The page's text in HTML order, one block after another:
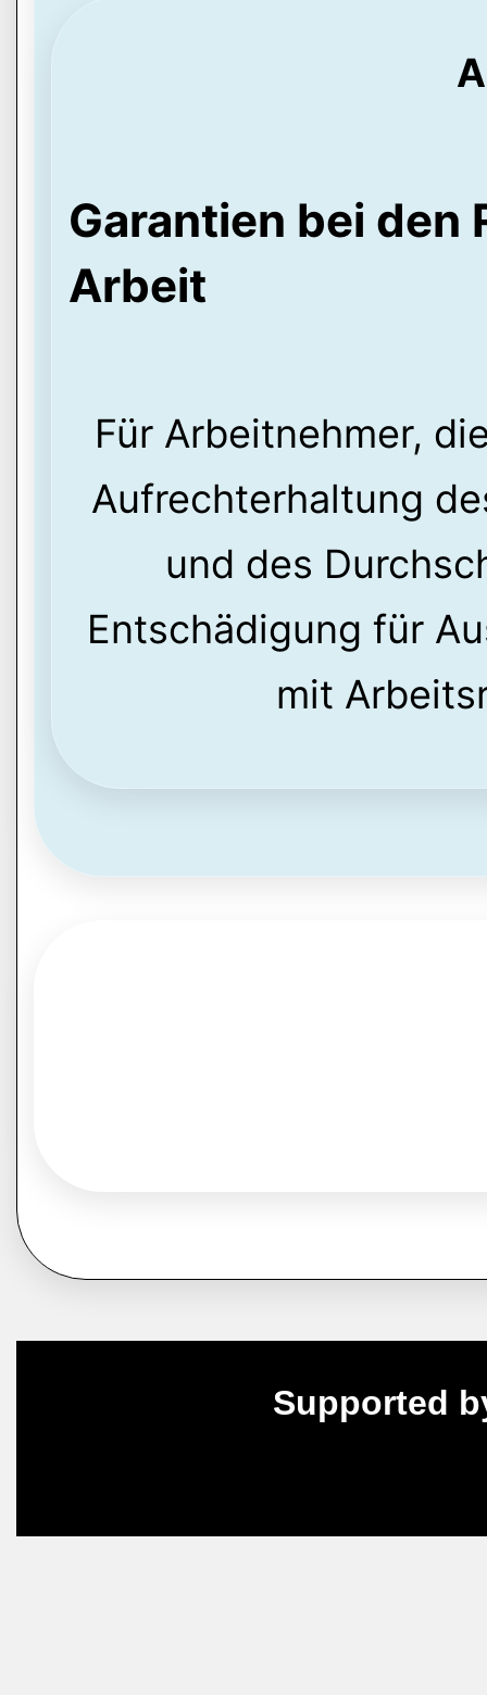
Garantien bei den
Arbeit
Für Arbeitnehmer,
Aufrechterhaltung
und des
Entschädigung für
mit
Supported